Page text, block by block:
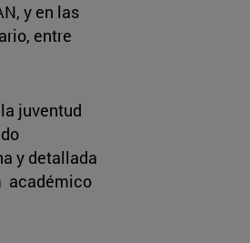
y en las
entre
juventud
y detallada
académico